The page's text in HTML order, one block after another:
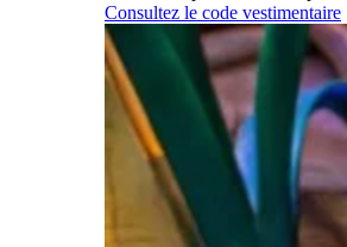
Consultez le code vestimentaire